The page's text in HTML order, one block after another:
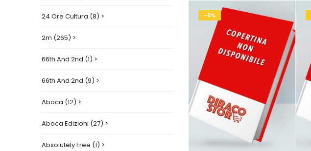
24 Ore Cultura (8) >
2m (265) >
66th And 2nd (1) >
66th And 2nd (9) >
Aboca (12) >
Aboca Edizioni (27) >
Absolutely Free (1) >
-5%